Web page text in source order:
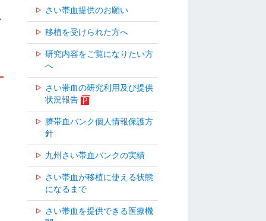
さい帯血提供のお願い
移植を受けられた方へ
研究内容をご覧になりたい方
へ
さい帯血の研究利用及び提供
状況報告
臍帯血バンク個人情報保護方
針
九州さい帯血バンクの実績
さい帯血が移植に使える状態
になるまで
さい帯血を提供できる医療機